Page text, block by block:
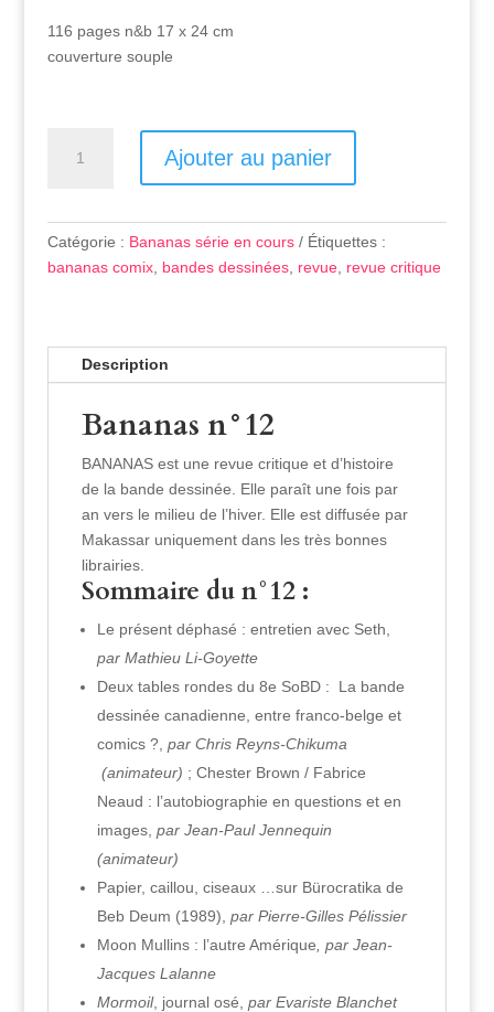
116 pages n&b 17 x 24 cm
couverture souple
Ajouter au panier
Catégorie : Bananas série en cours
Étiquettes :
bananas comix, bandes dessinées, revue, revue critique
Description
Bananas n°12
BANANAS est une revue critique et d’histoire
de la bande dessinée. Elle paraît une fois par
an vers le milieu de l’hiver. Elle est diffusée par
Makassar uniquement dans les très bonnes
librairies.
Sommaire du n°12 :
Le présent déphasé : entretien avec Seth,
par Mathieu Li-Goyette
Deux tables rondes du 8e SoBD : La bande
dessinée canadienne, entre franco-belge et
comics ?, par Chris Reyns-Chikuma
(animateur) ; Chester Brown / Fabrice
Neaud : l’autobiographie en questions et en
images, par Jean-Paul Jennequin
(animateur)
Papier, caillou, ciseaux …sur Bürocratika de
Beb Deum (1989), par Pierre-Gilles Pélissier
Moon Mullins : l’autre Amérique , par Jean-
Jacques Lalanne
Mormoil, journal osé, par Evariste Blanchet